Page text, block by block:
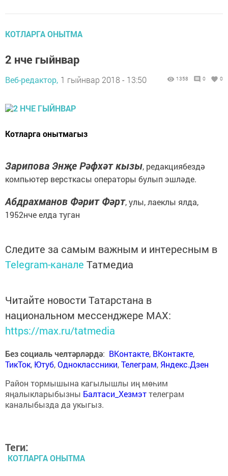
КОТЛАРГА ОНЫТМА
2 нче гыйнвар
Веб-редактор, 1 гыйнвар 2018 - 13:50 1358 0 0
Котларга онытмагыз
Зарипова Энҗе Рәфхәт кызы, редакциябездә
компьютер версткасы операторы булып эшләде.
Абдрахманов Фәрит Фәрт, улы, лаеклы ялда,
1952нче елда туган
Следите за самым важным и интересным в
Telegram-канале Татмедиа
Читайте новости Татарстана в
национальном мессенджере MАХ:
https://max.ru/tatmedia
Без социаль челтәрләрдә: ВКонтакте, ВКонтакте,
ТикТок, Ютуб,Одноклассники,Телеграм, Яндекс.Дзен
Район тормышына кагылышлы иң мөһим
яңалыкларыбызны Балтаси_Хезмэттелеграм
каналыбызда да укыгыз.
Теги:
КОТЛАРГА ОНЫТМА